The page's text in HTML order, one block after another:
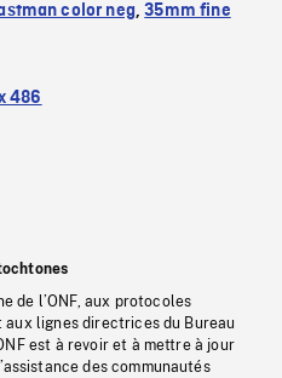
color neg,35mm fine
486
de l’ONF, aux protocoles
aux lignes directrices du Bureau
est à revoir et à mettre à jour
des communautés